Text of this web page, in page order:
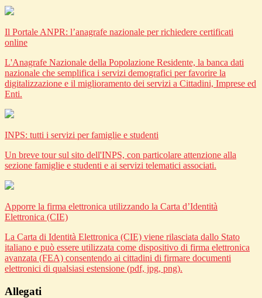
Il Portale ANPR: l’anagrafe nazionale per richiedere certificati
online
L'Anagrafe Nazionale della Popolazione Residente, la banca dati
nazionale che semplifica i servizi demografici per favorire la
digitalizzazione e il miglioramento dei servizi a Cittadini, Imprese ed
Enti.
INPS: tutti i servizi per famiglie e studenti
Un breve tour sul sito dell'INPS, con particolare attenzione alla
sezione famiglie e studenti e ai servizi telematici associati.
Apporre la firma elettronica utilizzando la Carta d’Identità
Elettronica (CIE)
La Carta di Identità Elettronica (CIE) viene rilasciata dallo Stato
italiano e può essere utilizzata come dispositivo di firma elettronica
avanzata (FEA) consentendo ai cittadini di firmare documenti
elettronici di qualsiasi estensione (pdf, jpg, png).
Allegati